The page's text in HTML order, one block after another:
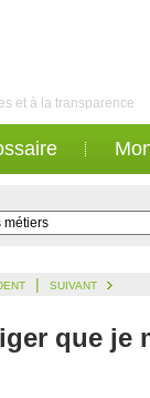
et à la transparence
| SUIVANT
que je